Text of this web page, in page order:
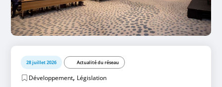
28 juillet 2026 Actualité du réseau
Développement, Législation